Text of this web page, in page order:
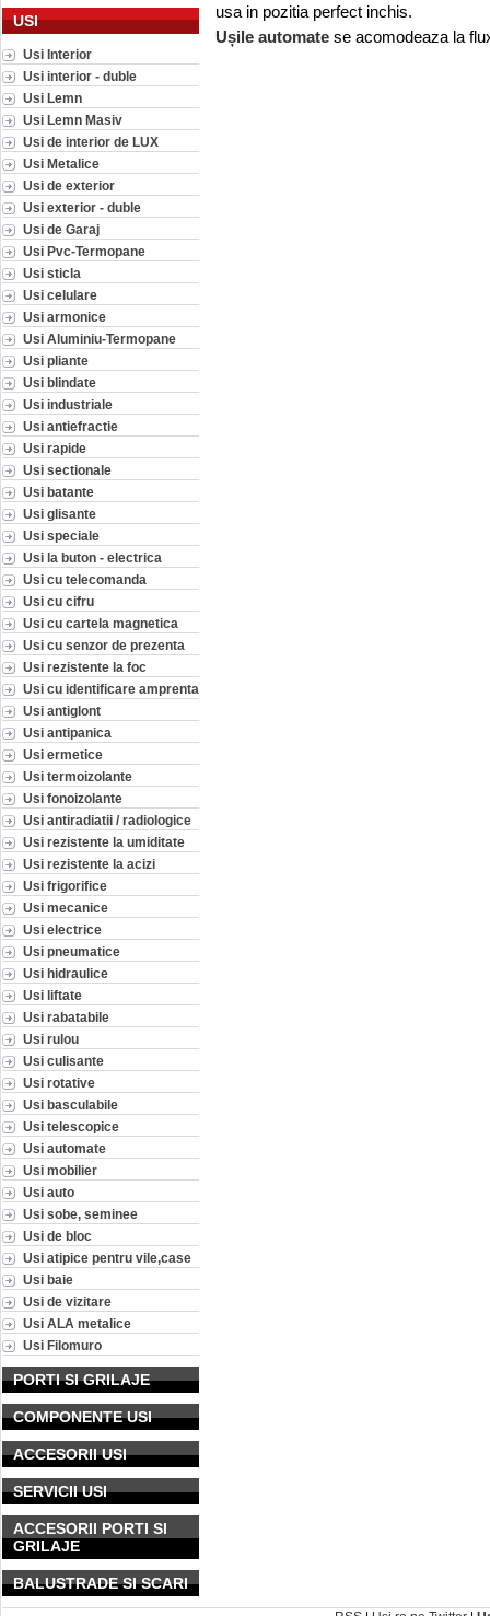
USI
Usi Interior
Usi interior - duble
Usi Lemn
Usi Lemn Masiv
Usi de interior de LUX
Usi Metalice
Usi de exterior
Usi exterior - duble
Usi de Garaj
Usi Pvc-Termopane
Usi sticla
Usi celulare
Usi armonice
Usi Aluminiu-Termopane
Usi pliante
Usi blindate
Usi industriale
Usi antiefractie
Usi rapide
Usi sectionale
Usi batante
Usi glisante
Usi speciale
Usi la buton - electrica
Usi cu telecomanda
Usi cu cifru
Usi cu cartela magnetica
Usi cu senzor de prezenta
Usi rezistente la foc
Usi cu identificare amprenta
Usi antiglont
Usi antipanica
Usi ermetice
Usi termoizolante
Usi fonoizolante
Usi antiradiatii / radiologice
Usi rezistente la umiditate
Usi rezistente la acizi
Usi frigorifice
Usi mecanice
Usi electrice
Usi pneumatice
Usi hidraulice
Usi liftate
Usi rabatabile
Usi rulou
Usi culisante
Usi rotative
Usi basculabile
Usi telescopice
Usi automate
Usi mobilier
Usi auto
Usi sobe, seminee
Usi de bloc
Usi atipice pentru vile,case
Usi baie
Usi de vizitare
Usi ALA metalice
Usi Filomuro
PORTI SI GRILAJE
COMPONENTE USI
ACCESORII USI
SERVICII USI
ACCESORII PORTI SI
GRILAJE
BALUSTRADE SI SCARI
usa in pozitia perfect inchis.
Ușile automate se acomodeaza la